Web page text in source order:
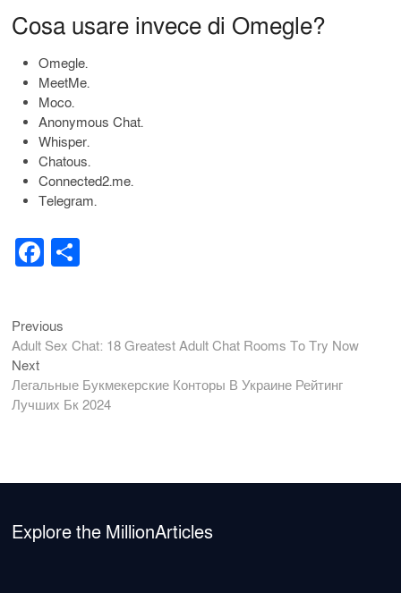
Cosa usare invece di Omegle?
Omegle.
MeetMe.
Moco.
Anonymous Chat.
Whisper.
Chatous.
Connected2.me.
Telegram.
F
e
o
e
Post
navigation
Previous
post:
Adult Sex Chat: 18 Greatest Adult Chat Rooms To Try Now
NextNext
post:
Легальные Букмекерские Конторы В Украине Рейтинг
Лучших Бк 2024
Explore the MillionArticles